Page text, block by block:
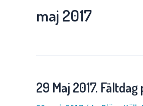
maj 2017
29 Maj 2017.